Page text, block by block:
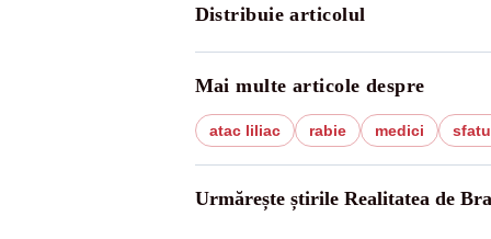
Distribuie articolul
Mai multe articole despre
atac liliac rabie medici
Urmărește știrile Realitatea de